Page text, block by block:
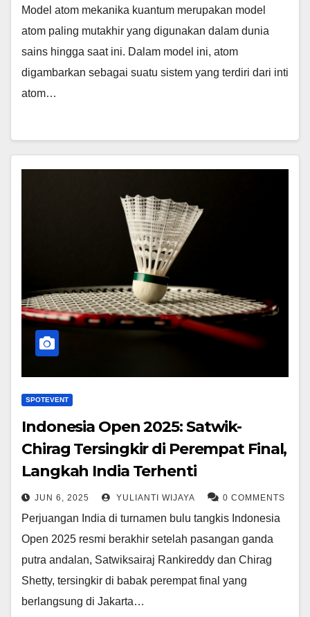
Model atom mekanika kuantum merupakan model
atom paling mutakhir yang digunakan dalam dunia
sains hingga saat ini. Dalam model ini, atom
digambarkan sebagai suatu sistem yang terdiri dari inti
atom…
SPOTEVENT
Indonesia Open 2025: Satwik-
Chirag Tersingkir di Perempat Final,
Langkah India Terhenti
JUN 6, 2025 YULIANTI WIJAYA 0 COMMENTS
Perjuangan India di turnamen bulu tangkis Indonesia
Open 2025 resmi berakhir setelah pasangan ganda
putra andalan, Satwiksairaj Rankireddy dan Chirag
Shetty, tersingkir di babak perempat final yang
berlangsung di Jakarta…